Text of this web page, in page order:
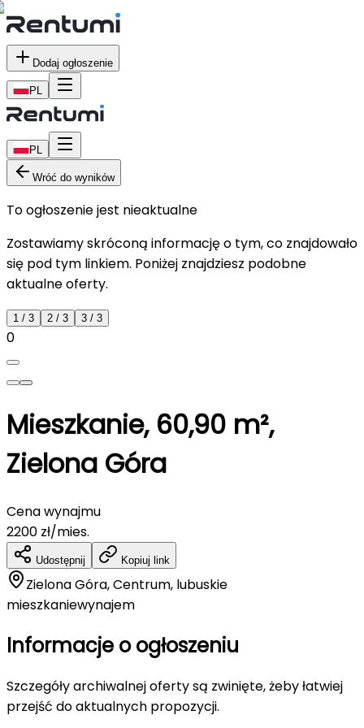
Dodaj ogłoszenie
PL
PL
Wróć do wyników
To ogłoszenie jest nieaktualne
Zostawiamy skróconą informację o tym, co znajdowało
się pod tym linkiem. Poniżej znajdziesz podobne
aktualne oferty.
1 / 3 2 / 3 3 / 3
0
Mieszkanie, 60,90 m²,
Zielona Góra
Cena wynajmu
2200 zł/mies.
Udostępnij Kopiuj link
Zielona Góra, Centrum, lubuskie
mieszkaniewynajem
Informacje o ogłoszeniu
Szczegóły archiwalnej oferty są zwinięte, żeby łatwiej
przejść do aktualnych propozycji.